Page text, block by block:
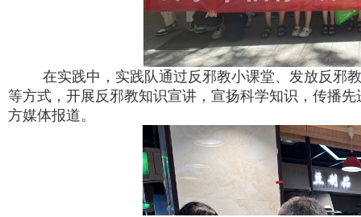
在实践中，实践队通过反邪教小课堂、发放反邪
等方式，开展反邪教知识宣讲，宣扬科学知识，传播
方媒体报道。